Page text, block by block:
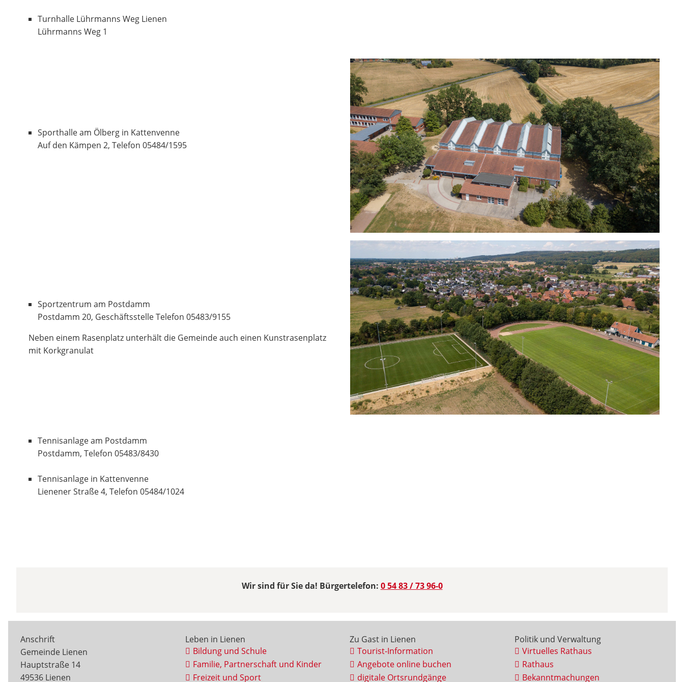
Turnhalle Lührmanns Weg Lienen
Lührmanns Weg 1
Sporthalle am Ölberg in Kattenvenne
Auf den Kämpen 2, Telefon 05484/1595
Sportzentrum am Postdamm
Postdamm 20, Geschäftsstelle Telefon 05483/9155
Neben einem Rasenplatz unterhält die Gemeinde auch einen Kunstrasenplatz
mit Korkgranulat
Tennisanlage am Postdamm
Postdamm, Telefon 05483/8430
Tennisanlage in Kattenvenne
Lienener Straße 4, Telefon 05484/1024
Wir sind für Sie da! Bürgertelefon: 0 54 83 / 73 96-0
Anschrift
Gemeinde Lienen
Hauptstraße 14
49536 Lienen
Leben in Lienen
Bildung und Schule
Familie, Partnerschaft und Kinder
Freizeit und Sport
Zu Gast in Lienen
Tourist-Information
Angebote online buchen
digitale Ortsrundgänge
Politik und Verwaltung
Virtuelles Rathaus
Rathaus
Bekanntmachungen